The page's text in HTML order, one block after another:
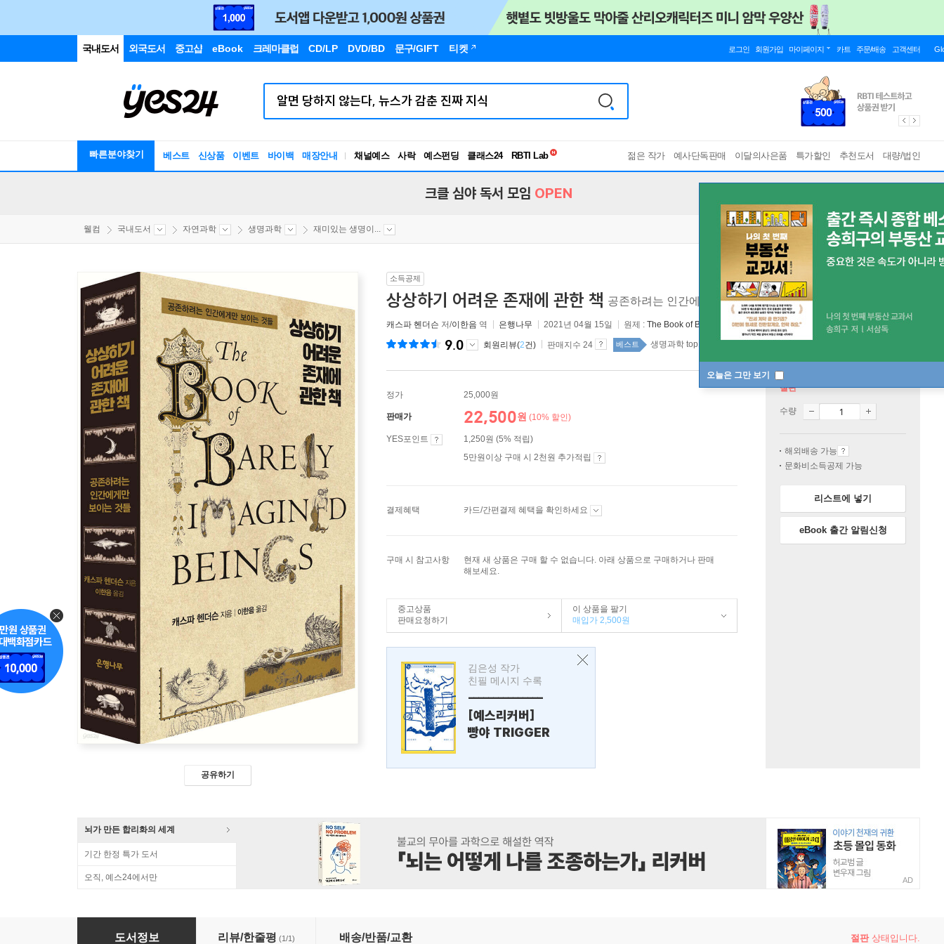
국내도서 외국도서 중고샵 eBook 크레마클럽 CD/LP DVD/BD 문구/GIFT 티켓 로그인 회원가입 마이페이지 카트 주문/배송 고객센터
빠른분야찾기 베스트 신상품 이벤트 바이백 매장안내 채널예스 사락 예스펀딩 클래스24
RBTI Lab
독서유형검사
젊은 작가 예사단독판매 이달의사은품 특가할인 추천도서 대량/법인
오늘은 그만 보기
크클 심야 독서 모임 OPEN
웰컴 국내도서 자연과학 생명과학 재미있는 생명이...
공유하기
소득공제
상상하기 어려운 존재에 관한 책 공존하려는 인간에게만 보이는 것들[ 개정판 ]
캐스파 헨더슨 저/이한음 역 은행나무 2021년 04월 15일 원제 : The Book of Barely Imagined Beings
9.0 회원리뷰(2건) 판매지수 24 베스트 생명과학 top100 1주
정가 25,000원
판매가 22,500원 (10% 할인)
YES포인트
1,250원 (5% 적립)
5만원이상 구매 시 2천원 추가적립
결제혜택 카드/간편결제 혜택을 확인하세요
구매 시 참고사항
현재 새 상품은 구매 할 수 없습니다. 아래 상품으로 구매하거나 판매
해보세요.
중고상품
판매요청하기
이 상품을 팔기
매입가 2,500원
김은성 작가
친필 메시지 수록
---------------
[예스리커버]
빵야 TRIGGER
절판
수량
해외배송 가능
문화비소득공제 가능
리스트에 넣기
eBook 출간 알림신청
뇌가 만든 합리화의 세계
기간 한정 특가 도서
오직, 예스24에서만 AD
상상하기 어려운 존재에 관한 책
도서정보 리뷰/한줄평 (1/1) 배송/반품/교환 절판상태입니다.